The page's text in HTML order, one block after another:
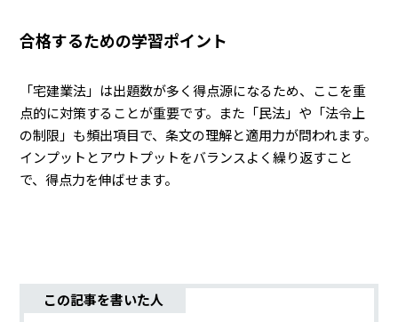
合格するための学習ポイント
「宅建業法」は出題数が多く得点源になるため、ここを重
点的に対策することが重要です。また「民法」や「法令上
の制限」も頻出項目で、条文の理解と適用力が問われます。
インプットとアウトプットをバランスよく繰り返すこと
で、得点力を伸ばせます。
この記事を書いた人